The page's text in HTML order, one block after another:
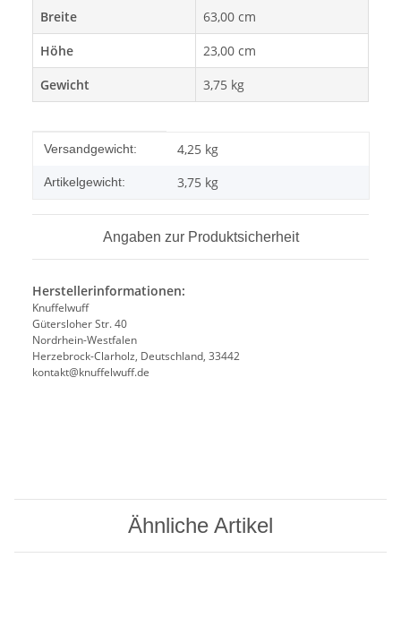
Breite
63,00 cm
Höhe
23,00 cm
Gewicht
3,75 kg
Produkteigenschaft
Wert
Versandgewicht: 4,25 kg
Artikelgewicht: 3,75 kg
Angaben zur Produktsicherheit
Herstellerinformationen:
Knuffelwuff
Gütersloher Str. 40
Nordrhein-Westfalen
Herzebrock-Clarholz, Deutschland, 33442
kontakt@knuffelwuff.de
Ähnliche Artikel